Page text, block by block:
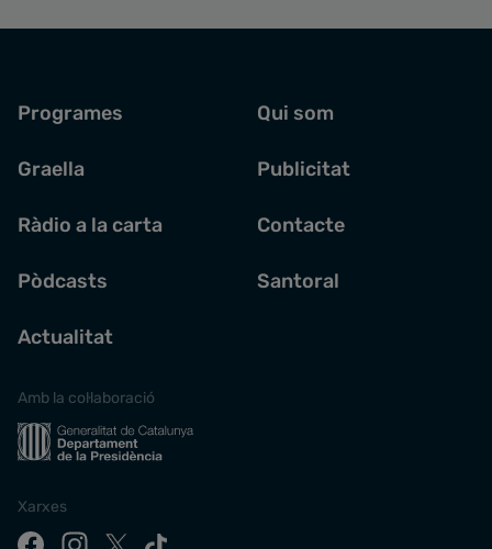
Programes
Graella
Ràdio a la carta
Pòdcasts
Actualitat
Qui som
Publicitat
Contacte
Santoral
Amb la col·laboració
Xarxes